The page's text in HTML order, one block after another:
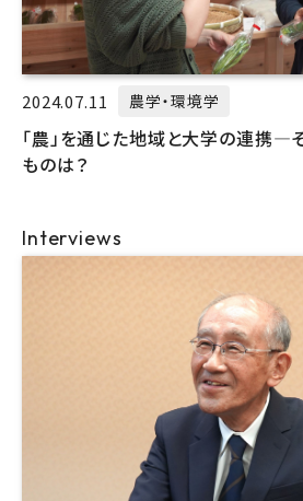
2024.07.11 農学・環境学
「農」を通じた地域と大学の連携―
ものは？
Interviews